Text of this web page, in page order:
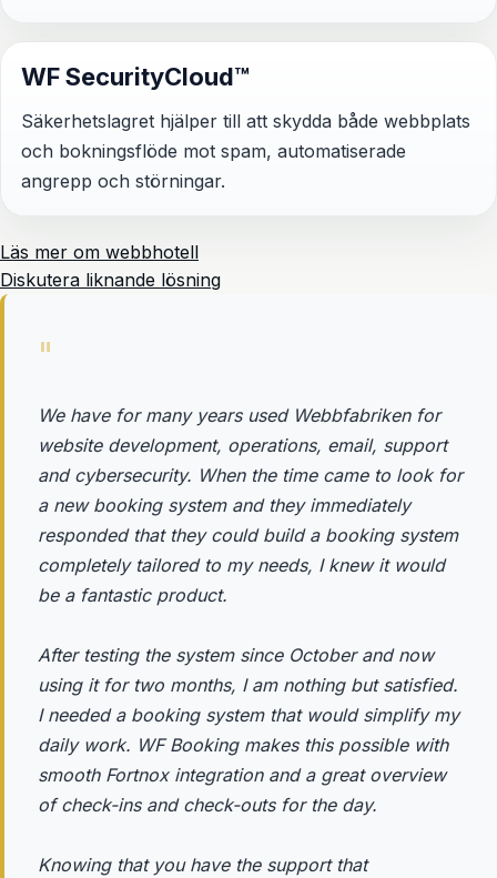
WF SecurityCloud™
Säkerhetslagret hjälper till att skydda både webbplats
och bokningsflöde mot spam, automatiserade
angrepp och störningar.
Läs mer om webbhotell
Diskutera liknande lösning
"
We have for many years used Webbfabriken for
website development, operations, email, support
and cybersecurity. When the time came to look for
a new booking system and they immediately
responded that they could build a booking system
completely tailored to my needs, I knew it would
be a fantastic product.
After testing the system since October and now
using it for two months, I am nothing but satisfied.
I needed a booking system that would simplify my
daily work. WF Booking makes this possible with
smooth Fortnox integration and a great overview
of check-ins and check-outs for the day.
Knowing that you have the support that